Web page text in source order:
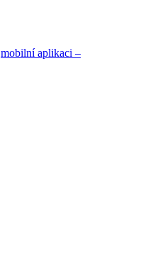
mobilní aplikaci –